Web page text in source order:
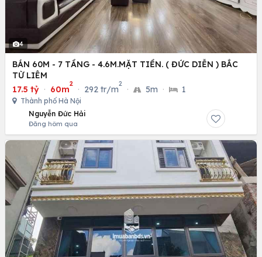
4
BÁN 60M - 7 TẦNG - 4.6M.MẶT TIỀN. ( ĐỨC DIỄN ) BẮC
TỪ LIÊM
17.5 tỷ · 60m
2
· 292 tr/m
2
· 5m · 1
Thành phố Hà Nội
Nguyễn Đức Hải
Đăng hôm qua